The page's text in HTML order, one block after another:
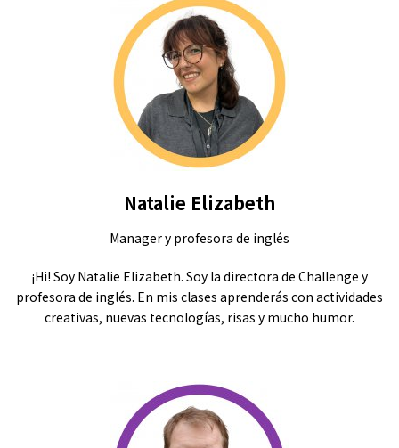
Natalie Elizabeth
Manager y profesora de inglés
¡Hi! Soy Natalie Elizabeth. Soy la directora de Challenge y
profesora de inglés. En mis clases aprenderás con actividades
creativas, nuevas tecnologías, risas y mucho humor.